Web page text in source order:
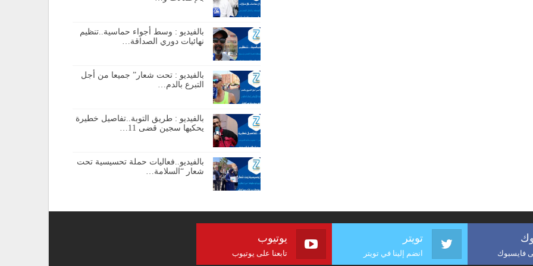
بالفيديو : وسط أجواء حماسية..تنظيم
نهائيات دوري الصداقة…
بالفيديو : تحت شعار” جميعا من أجل
التبرع بالدم…
بالفيديو : طريق التوبة..تفاصيل خطيرة
يحكيها سجين قضى 11…
بالفيديو..فعاليات حملة تحسيسية تحت
شعار “السلامة…
فايسبوك
تويتر
انضم إلينا في تويتر
يوتيوب
تابعنا على يوتيوب